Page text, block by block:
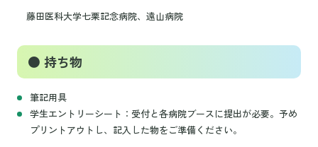
藤田医科大学七栗記念病院、遠山病院
● 持ち物
筆記用具
学生エントリーシート：受付と各病院ブースに提出が必要。予め
プリントアウトし、記入した物をご準備ください。